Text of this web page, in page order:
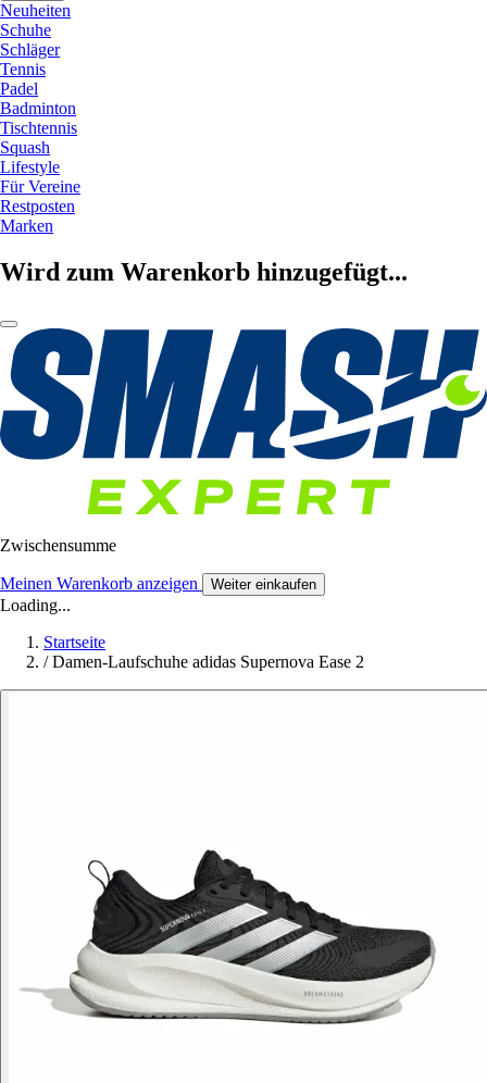
Neuheiten
Schuhe
Schläger
Tennis
Padel
Badminton
Tischtennis
Squash
Lifestyle
Für Vereine
Restposten
Marken
Wird zum Warenkorb hinzugefügt...
Zwischensumme
Meinen Warenkorb anzeigen Weiter einkaufen
Loading...
Startseite
/ Damen-Laufschuhe adidas Supernova Ease 2